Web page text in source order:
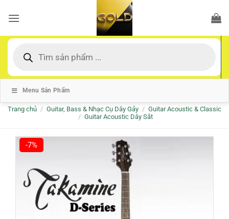
qua
dung
kiếm
Menu Sản Phẩm
Trang chủ / Guitar, Bass & Nhạc Cụ Dây Gảy / Guitar Acoustic & Classic
/ Guitar Acoustic Dây Sắt
-7%